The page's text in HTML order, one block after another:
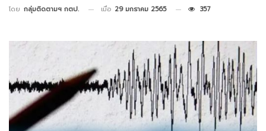
โดย กลุ่มติดตามฯ กตป. เมื่อ 29 มกราคม 2565 357